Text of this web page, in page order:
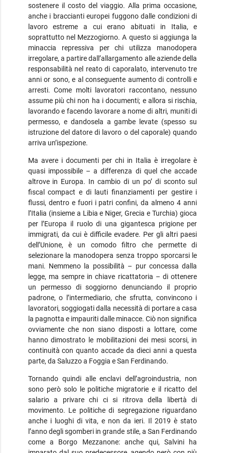
sostenere il costo del viaggio. Alla prima occasione,
anche i braccianti europei fuggono dalle condizioni di
lavoro estreme a cui erano abituati in Italia, e
soprattutto nel Mezzogiorno. A questo si aggiunga la
minaccia repressiva per chi utilizza manodopera
irregolare, a partire dall’allargamento alle aziende della
responsabilità nel reato di caporalato, intervenuto tre
anni or sono, e al conseguente aumento di controlli e
arresti. Come molti lavoratori raccontano, nessuno
assume più chi non ha i documenti; e allora si rischia,
lavorando e facendo lavorare a nome di altri, muniti di
permesso, e dandosela a gambe levate (spesso su
istruzione del datore di lavoro o del caporale) quando
arriva un’ispezione.
Ma avere i documenti per chi in Italia è irregolare è
quasi impossibile – a differenza di quel che accade
altrove in Europa. In cambio di un po’ di sconto sul
fiscal compact e di lauti finanziamenti per gestire i
flussi, dentro e fuori i patri confini, da almeno 4 anni
l’Italia (insieme a Libia e Niger, Grecia e Turchia) gioca
per l’Europa il ruolo di una gigantesca prigione per
immigrati, da cui è difficile evadere. Per gli altri paesi
dell’Unione, è un comodo filtro che permette di
selezionare la manodopera senza troppo sporcarsi le
mani. Nemmeno la possibilità – pur concessa dalla
legge, ma sempre in chiave ricattatoria – di ottenere
un permesso di soggiorno denunciando il proprio
padrone, o l’intermediario, che sfrutta, convincono i
lavoratori, soggiogati dalla necessità di portare a casa
la pagnotta e impauriti dalle minacce. Ciò non significa
ovviamente che non siano disposti a lottare, come
hanno dimostrato le mobilitazioni dei mesi scorsi, in
continuità con quanto accade da dieci anni a questa
parte, da Saluzzo a Foggia e San Ferdinando.
Tornando quindi alle enclavi dell’agroindustria, non
sono però solo le politiche migratorie e il ricatto del
salario a privare chi ci si ritrova della libertà di
movimento. Le politiche di segregazione riguardano
anche i luoghi di vita, e non da ieri. Il 2019 è stato
l’anno degli sgomberi in grande stile, a San Ferdinando
come a Borgo Mezzanone: anche qui, Salvini ha